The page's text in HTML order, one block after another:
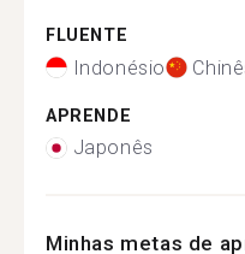
FLUENTE
Indonésio
APRENDE
Japonês
Minhas metas de